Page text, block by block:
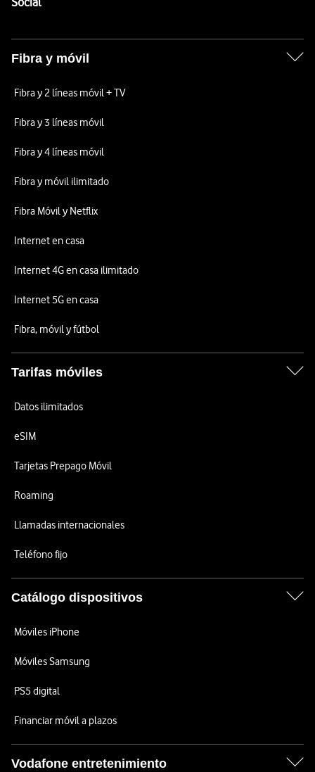
Fibra y móvil
Fibra y 2 líneas móvil + TV
Fibra y 3 líneas móvil
Fibra y 4 líneas móvil
Fibra y móvil ilimitado
Fibra Móvil y Netflix
Internet en casa
Internet 4G en casa ilimitado
Internet 5G en casa
Fibra, móvil y fútbol
Tarifas móviles
Datos ilimitados
eSIM
Tarjetas Prepago Móvil
Roaming
Llamadas internacionales
Teléfono fijo
Catálogo dispositivos
Móviles iPhone
Móviles Samsung
PS5 digital
Financiar móvil a plazos
Vodafone entretenimiento